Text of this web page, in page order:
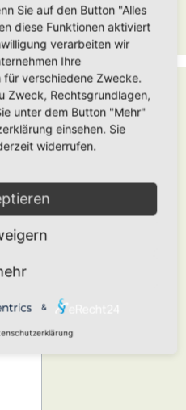
verwende daher kein HTML oder
deine E-Mail-Adresse angegeben.
Sie auf den Button "Alles
diese Funktionen aktiviert
verarbeiten wir
Ihre
verschiedene Zwecke.
Zweck, Rechtsgrundlagen,
unter dem Button "Mehr"
einsehen. Sie
widerrufen.
&